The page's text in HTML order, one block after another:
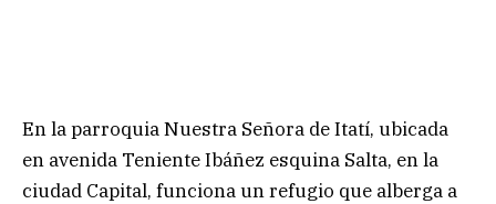
En la parroquia Nuestra Señora de Itatí, ubicada
en avenida Teniente Ibáñez esquina Salta, en la
ciudad Capital, funciona un refugio que alberga a